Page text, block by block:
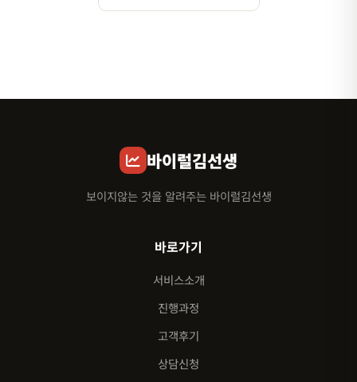
바이럴김선생
보이지않는 것을 알려주는 바이럴김선생
바로가기
서비스소개
진행과정
고객후기
상담신청